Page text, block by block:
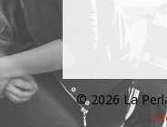
© 2026 La